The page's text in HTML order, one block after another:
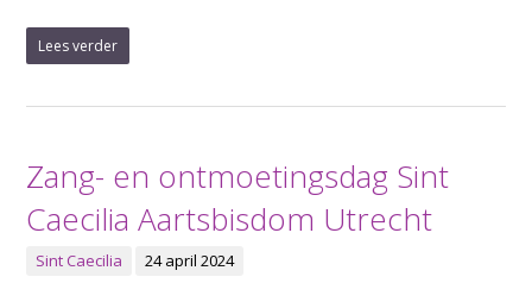
Lees verder
Zang- en ontmoetingsdag Sint
Caecilia Aartsbisdom Utrecht
Sint Caecilia 24 april 2024